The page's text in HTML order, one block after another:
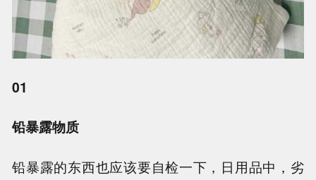
01
铅暴露物质
铅暴露的东西也应该要自检一下，日用品中，劣